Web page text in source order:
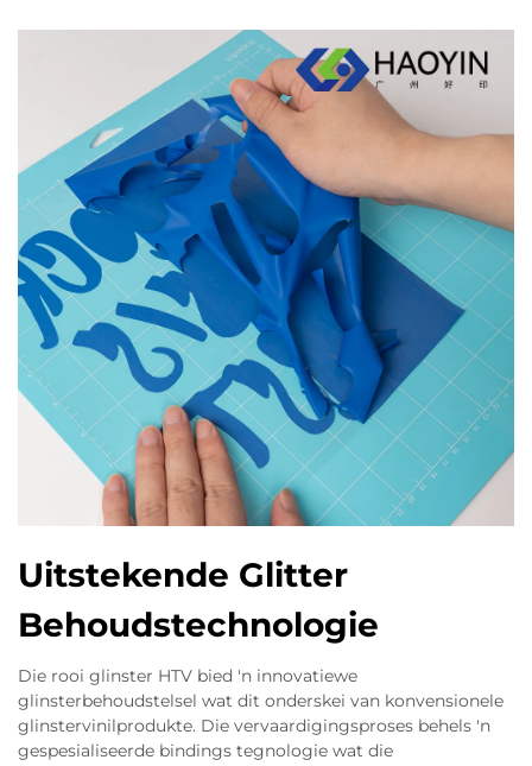
Uitstekende Glitter
Behoudstechnologie
Die rooi glinster HTV bied 'n innovatiewe
glinsterbehoudstelsel wat dit onderskei van konvensionele
glinstervinilprodukte. Die vervaardigingsproses behels 'n
gespesialiseerde bindings tegnologie wat die